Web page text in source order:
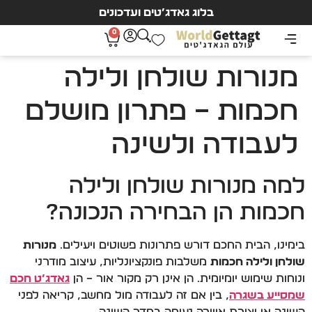
בלוג גאדג’טים ועדכונים
0
מנורות שולחן ולילה
חכמות – פתרון מושלם
לעבודה ולשינה
למה מנורות שולחן ולילה
חכמות הן הבחירה הנכונה?
בימינו, הבית החכם דורש פתרונות פשוטים ויעילים. מנורות
שולחן ולילה חכמות משלבות פונקציונליות, עיצוב מודרני
ונוחות שימוש יומיומית. הן אינן רק מקור אור – הן גאדג’ט חכם
שמסייע בשגרה, בין אם זה לעבודה מול מחשב, קריאה לפני